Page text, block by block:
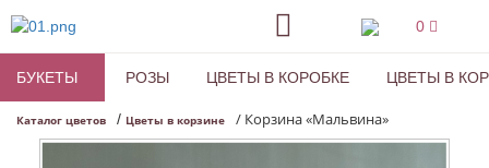
0
БУКЕТЫ РОЗЫ ЦВЕТЫ В КОРОБКЕ ЦВЕТЫ В
Каталог цветов / Цветы в корзине / Корзина «Мальвина»